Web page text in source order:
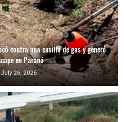
contra una casilla de gas y generó
en Paraná
July 26, 2026